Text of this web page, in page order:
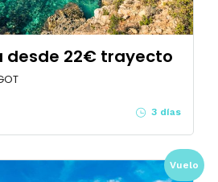
desde 22€ trayecto
3 días
Vuelo